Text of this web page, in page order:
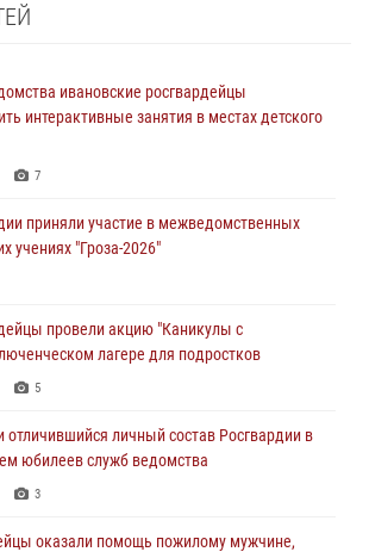
ивановские росгвардейцы
интерактивные занятия в местах детского
7
приняли участие в межведомственных
учениях "Гроза-2026"
провели акцию "Каникулы с
лагере для подростков
5
отличившийся личный состав Росгвардии в
юбилеев служб ведомства
3
оказали помощь пожилому мужчине,